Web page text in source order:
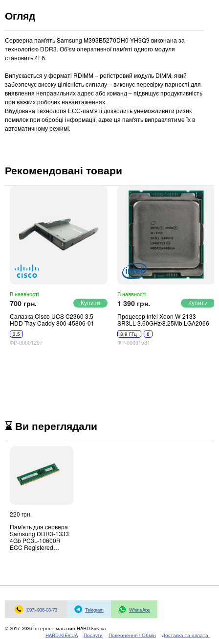
Огляд
Серверна пам'ять Samsung M393B5270DH0-YH9Q9 виконана за
технологією DDR3. Об'єм оперативної пам'яті одного модуля
становить 4Гб.
Випускається у форматі RDIMM – регістровий модуль DIMM, який
забезпечує високу цілісність сигналу – виконує перевірку парності для
виявлення неправильних адрес або команд – підвищує продуктивність
при важких робочих навантаженнях.
Вбудована технологія ЕСС-пам'яті дозволить унеможливити ризик
помилок при обробці інформації, адже ця пам'ять виправлятиме їх в
автоматичному режимі.
Рекомендовані товари
В наявності
700 грн.
Салазка Cisco UCS C2360 3.5
HDD Tray Caddy 800-45806-01
3.5
ФР-00001297
В наявності
1 390 грн.
Процесор Intel Xeon W-2133
SR3LL 3.60GHz/8.25Mb LGA2066
3,9 ГГц 6
ФР-00001581
⌛ Ви переглядали
220 грн.
Пам'ять для сервера
Samsung DDR3-1333
4Gb PC3L-10600R
ECC Registered
(097)-938-03-73 Telegram WhatsApp
© 2017–2026 Інтернет-магазин HARD.kiev.ua
HARD.KIEV.UA
Послуги Повернення / Обмін Доставка та оплата